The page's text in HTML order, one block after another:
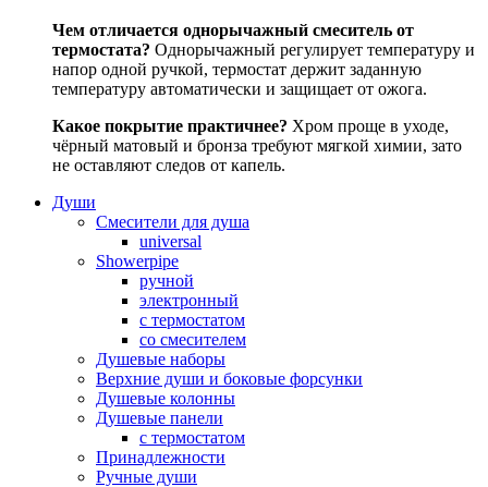
Чем отличается однорычажный смеситель от
термостата? Однорычажный регулирует температуру и
напор одной ручкой, термостат держит заданную
температуру автоматически и защищает от ожога.
Какое покрытие практичнее? Хром проще в уходе,
чёрный матовый и бронза требуют мягкой химии, зато
не оставляют следов от капель.
Души
Смесители для душа
universal
Showerpipe
ручной
электронный
с термостатом
со смесителем
Душевые наборы
Верхние души и боковые форсунки
Душевые колонны
Душевые панели
с термостатом
Принадлежности
Ручные души